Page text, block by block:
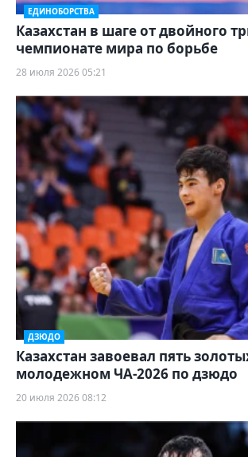
ЕДИНОБОРСТВА
Казахстан в шаге от двойного
чемпионате мира по борьбе
28 июля 2026 05:21
ДЗЮДО
Казахстан завоевал пять
молодежном ЧА-2026 по дзюдо
20 июля 2026 08:12